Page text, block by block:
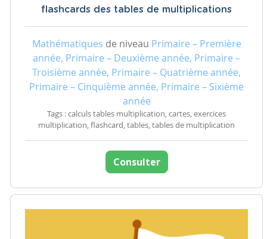
flashcards des tables de multiplications
Mathématiques de niveau Primaire – Première
année, Primaire – Deuxième année, Primaire –
Troisième année, Primaire – Quatrième année,
Primaire – Cinquième année, Primaire – Sixième
année
Tags : calculs tables multiplication, cartes, exercices
multiplication, flashcard, tables, tables de multiplication
Consulter